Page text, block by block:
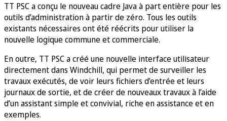
TT PSC a conçu le nouveau cadre Java à part entière pour les
outils d’administration à partir de zéro. Tous les outils
existants nécessaires ont été réécrits pour utiliser la
nouvelle logique commune et commerciale.
En outre, TT PSC a créé une nouvelle interface utilisateur
directement dans Windchill, qui permet de surveiller les
travaux exécutés, de voir leurs fichiers d’entrée et leurs
journaux de sortie, et de créer de nouveaux travaux à l’aide
d’un assistant simple et convivial, riche en assistance et en
exemples.